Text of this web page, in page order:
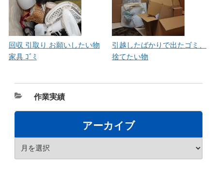
回収 引取り お願いしたい物
家具 ｺﾞﾐ
引越したばかりで出たゴミ、
捨てたい物
カ
テ
ー
作業実績
アーカイブ